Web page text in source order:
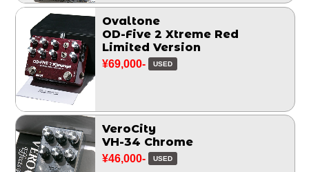
Ovaltone
OD-Five 2 Xtreme Red
Limited Version
¥69,000- USED
VeroCity
VH-34 Chrome
¥46,000- USED